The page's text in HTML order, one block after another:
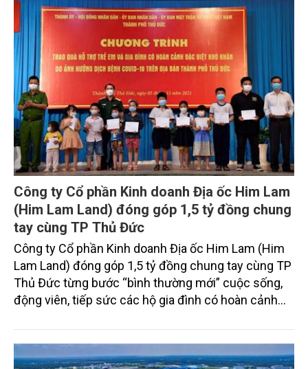
Công ty Cổ phần Kinh doanh Địa ốc Him Lam
(Him Lam Land) đóng góp 1,5 tỷ đồng chung
tay cùng TP Thủ Đức
Công ty Cổ phần Kinh doanh Địa ốc Him Lam (Him
Lam Land) đóng góp 1,5 tỷ đồng chung tay cùng TP
Thủ Đức từng bước “bình thường mới” cuộc sống,
động viên, tiếp sức các hộ gia đình có hoàn cảnh
cho trẻ em, học sinh mồ côi do dịch Covid-19.